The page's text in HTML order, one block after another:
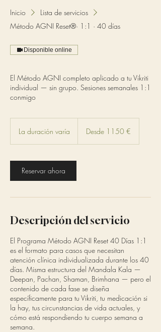
Inicio
Lista de servicios
Método AGNI Reset®· 1:1 · 40 días
Disponible online
El Método AGNI completo aplicado a tu Vikriti
individual — sin grupo. Sesiones semanales 1:1
conmigo
La duración varía
u
a
i
n
v
r
í
a
eurosDesde 1150 €
Reservar ahora
Descripción del servicio
El Programa Método AGNI Reset 40 Días 1:1
es el formato para casos que necesitan
atención clínica individualizada durante los 40
días. Misma estructura del Mandala Kala —
Deepan, Pachan, Shaman, Brimhana — pero el
contenido de cada fase se diseña
específicamente para tu Vikriti, tu medicación si
la hay, tus circunstancias de vida actuales, y
cómo está respondiendo tu cuerpo semana a
semana.